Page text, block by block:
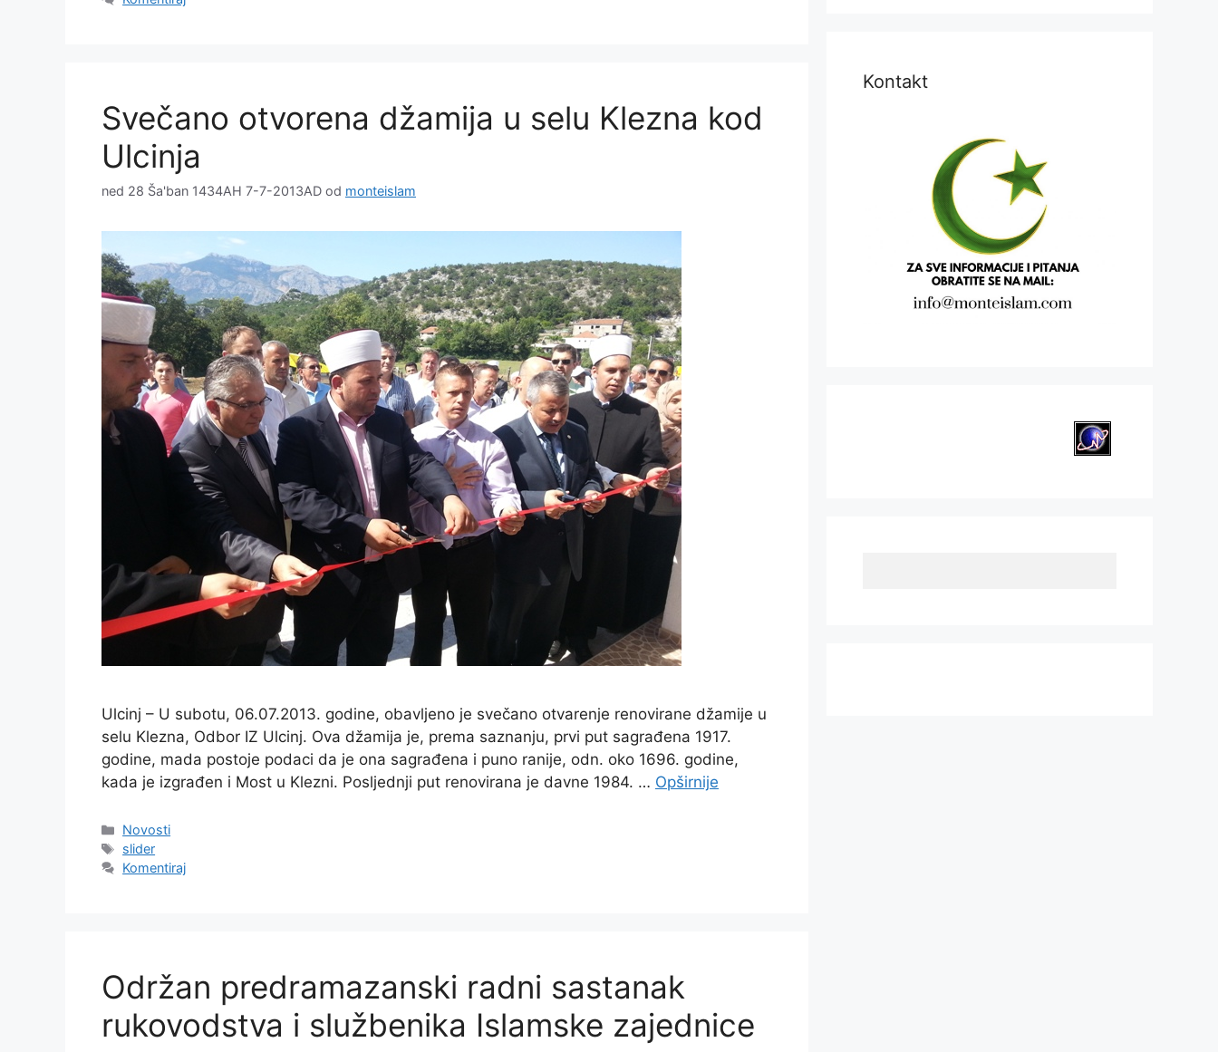
Svečano otvorena džamija u selu Klezna kod
Ulcinja
ned 28 Ša'ban 1434AH 7-7-2013AD od monteislam
Ulcinj – U subotu, 06.07.2013. godine, obavljeno je svečano otvarenje renovirane džamije u
selu Klezna, Odbor IZ Ulcinj. Ova džamija je, prema saznanju, prvi put sagrađena 1917.
godine, mada postoje podaci da je ona sagrađena i puno ranije, odn. oko 1696. godine,
kada je izgrađen i Most u Klezni. Posljednji put renovirana je davne 1984. … Opširnije
Kategorije
Novosti
Oznake
slider
Komentiraj
Održan predramazanski radni sastanak
rukovodstva i službenika Islamske zajednice
Kontakt